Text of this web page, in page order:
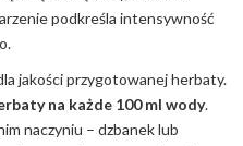
podkreśla intensywność
jakości przygotowanej herbaty.
na każde 100 ml wody.
naczyniu – dzbanek lub